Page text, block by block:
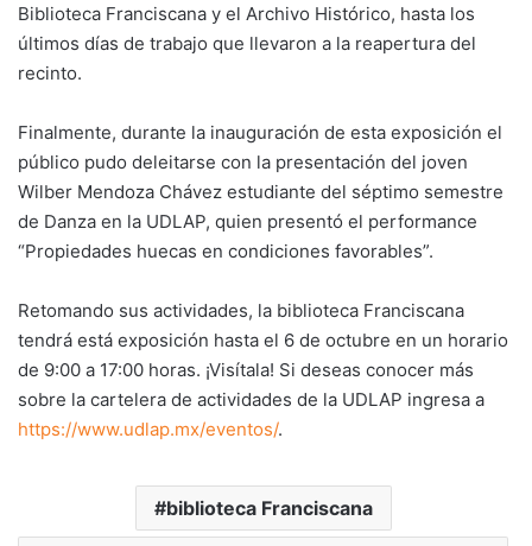
Biblioteca Franciscana y el Archivo Histórico, hasta los
últimos días de trabajo que llevaron a la reapertura del
recinto.
Finalmente, durante la inauguración de esta exposición el
público pudo deleitarse con la presentación del joven
Wilber Mendoza Chávez estudiante del séptimo semestre
de Danza en la UDLAP, quien presentó el performance
“Propiedades huecas en condiciones favorables”.
Retomando sus actividades, la biblioteca Franciscana
tendrá está exposición hasta el 6 de octubre en un horario
de 9:00 a 17:00 horas. ¡Visítala! Si deseas conocer más
sobre la cartelera de actividades de la UDLAP ingresa a
https://www.udlap.mx/eventos/.
biblioteca Franciscana